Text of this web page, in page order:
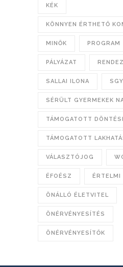
KÉK
KÖNNYEN ÉRTHETŐ
MINŐK PROGRAM
PÁLYÁZAT
SALLAI ILONA
SÉRÜLT GYERMEKEK
TÁMOGATOTT
TÁMOGATOTT
VÁLASZTÓJOG
ÉFOÉSZ ÉRTELMI
ÖNÁLLÓ ÉLETVITEL
ÖNÉRVÉNYESÍTÉS
ÖNÉRVÉNYESÍTŐK